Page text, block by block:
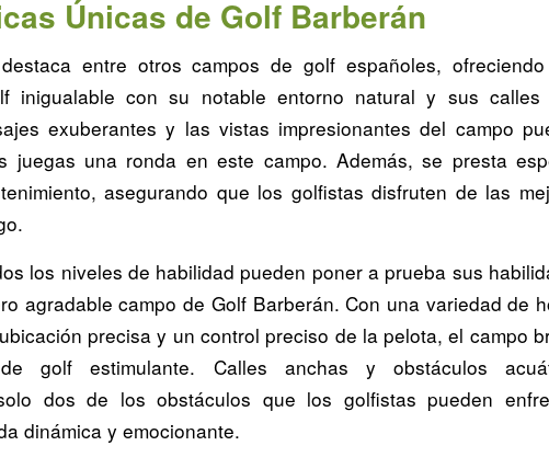
Únicas de Golf Barberán
entre otros campos de golf españoles,
inigualable con su notable entorno natural y sus calles
exuberantes y las vistas impresionantes del campo
juegas una ronda en este campo. Además, se presta
asegurando que los golfistas disfruten de las
los niveles de habilidad pueden poner a prueba sus
agradable campo de Golf Barberán. Con una variedad de
precisa y un control preciso de la pelota, el campo
golf estimulante. Calles anchas y obstáculos
dos de los obstáculos que los golfistas pueden
dinámica y emocionante.